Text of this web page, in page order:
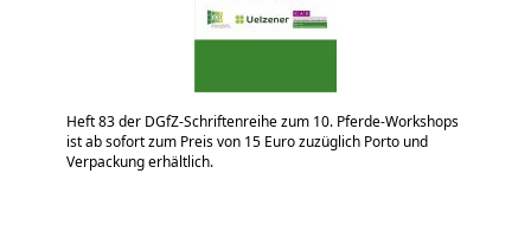
Heft 83 der DGfZ-Schriftenreihe zum 10. Pferde-Workshops
ist ab sofort zum Preis von 15 Euro zuzüglich Porto und
Verpackung erhältlich.